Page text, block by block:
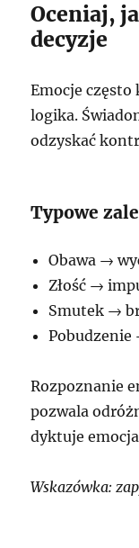
Oceniaj,
decyzje
Emocje
logika.
odzyskać
Typowe
Obawa →
Złość →
Smutek →
Pobudzenie
Rozpoznanie
pozwala
dyktuje
Wskazówka: